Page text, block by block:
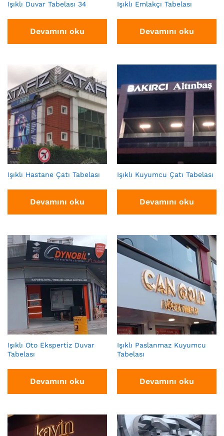
Işıklı Duvar Tabelası 34
Devamını oku
Işıklı Emlakçı Tabelası
Devamını oku
Işıklı Hastane Çatı Tabelası
Devamını oku
Işıklı Kuyumcu Çatı Tabelası
Devamını oku
Işıklı Oto Ekspertiz Duvar
Tabelası
Devamını oku
Işıklı Paslanmaz Kuyumcu
Tabelası
Devamını oku